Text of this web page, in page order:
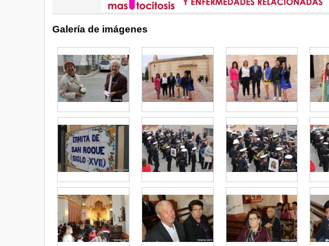
Galería de imágenes